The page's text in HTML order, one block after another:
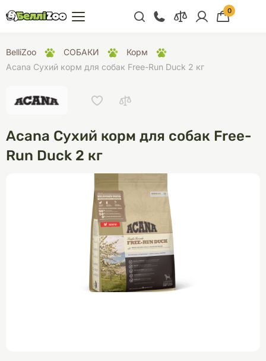
+38 (068) 300 91 91
Відділ продажу
+38 (099) 300 91 91
Відділ підтримки
0
BelliZoo СОБАКИ
Корм
Acana Сухий корм для собак Free-Run Duck 2 кг
Acana Сухий корм для собак Free-
Run Duck 2 кг